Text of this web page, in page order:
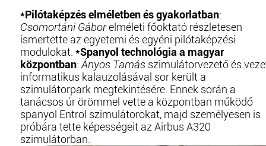
*Pilótaképzés elméletben és gyakorlatban:
Csomortáni Gáborelméleti főoktató részletesen
ismertette az egyetemi és egyéni pilótaképzési
modulokat. *Spanyol technológia a magyar
központban: Ányos Tamás szimulátorvezető és
informatikus kalauzolásával sor került a
szimulátorpark megtekintésére. Ennek során a
tanácsos úr örömmel vette a központban működő
spanyol Entrol szimulátorokat, majd személyesen is
próbára tette képességeit az Airbus A320
szimulátorban.